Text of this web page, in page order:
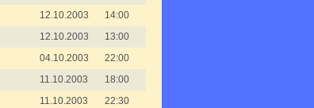
12.10.2003
14:00
12.10.2003
13:00
04.10.2003
22:00
11.10.2003
18:00
11.10.2003
22:30